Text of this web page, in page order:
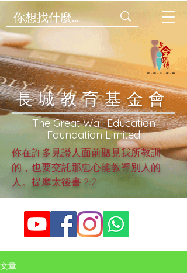
​長城教育基金會
​The Great Wall Education
Foundation Limited
你在許多見證人面前聽見我所教訓
的，也要交託那忠心能教導別人的
人。提摩太後書 2:2
文章